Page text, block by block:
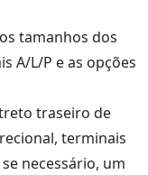
tamanhos dos
A/L/P e as opções
traseiro de
terminais
necessário, um